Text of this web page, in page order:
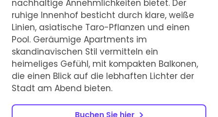
nachhaltige Annehmlichkeiten bietet. Der
ruhige Innenhof besticht durch klare, weiße
Linien, asiatische Taro-Pflanzen und einen
Pool. Geräumige Apartments im
skandinavischen Stil vermitteln ein
heimeliges Gefühl, mit kompakten Balkonen,
die einen Blick auf die lebhaften Lichter der
Stadt am Abend bieten.